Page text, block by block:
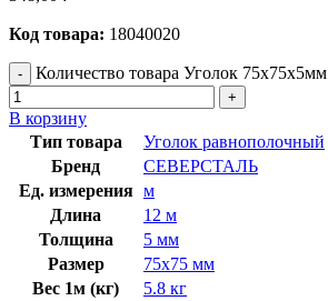
Код товара: 18040020
Количество товара Уголок 75х75х5мм
В корзину
Тип товара
Уголок равнополочный
Бренд
СЕВЕРСТАЛЬ
Ед. измерения м
Длина
12 м
Толщина
5 мм
Размер
75х75 мм
Вес 1м (кг)
5.8 кг